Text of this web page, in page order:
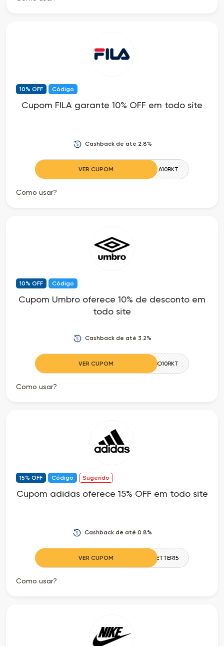
10% OFF Código
Cupom FILA garante 10% OFF em todo site
Cashback de até 2.8%
VER CUPOM FILA10RKT
Como usar?
10% OFF Código
Cupom Umbro oferece 10% de desconto em
todo site
Cashback de até 3.2%
VER CUPOM UMBRO10RKT
Como usar?
15% OFF Código Sugerido
Cupom adidas oferece 15% OFF em todo site
Cashback de até 0.8%
VER CUPOM NEWSLETTER15
Como usar?